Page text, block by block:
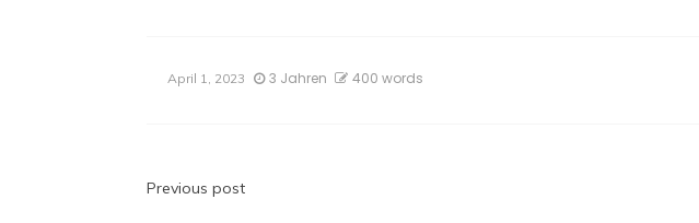
April 1, 2023 3 Jahren 400 words
Beitragsnavigation
Previous post